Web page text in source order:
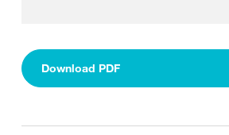
Download PDF